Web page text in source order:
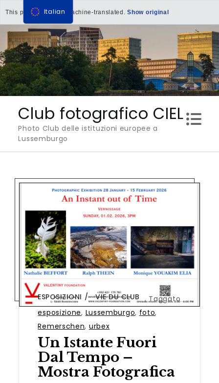
This page has been machine-translated.Show original
Salta
contenuto
Club fotografico CIEL
Photo Club delle istituzioni europee a
Lussemburgo
ESPOSIZIONI ,
VIE DU CLUB
Taggato
esposizione, Lussemburgo, foto,
Remerschen, urbex
Un Istante Fuori
Dal Tempo –
Mostra Fotografica
Italian